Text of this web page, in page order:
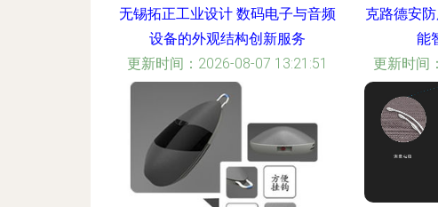
无锡拓正工业设计 数码电子与音频
设备的外观结构创新服务
更新时间：2026-08-07 13:21:51
克路德安
能
更新时间